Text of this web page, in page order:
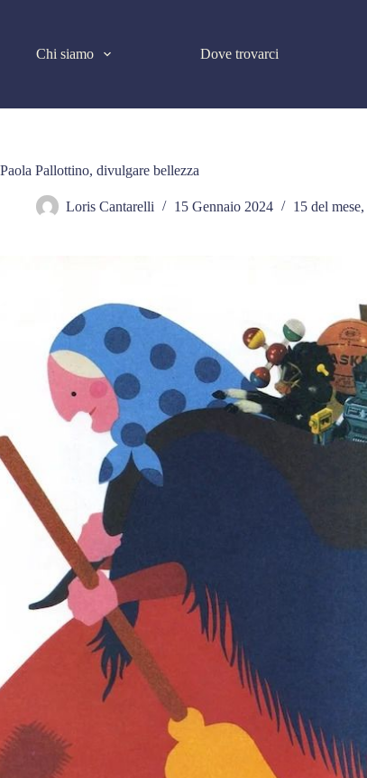
Chi siamo
Dove trovarci
Paola Pallottino, divulgare bellezza
Loris Cantarelli 15 Gennaio 2024 15 del mese,